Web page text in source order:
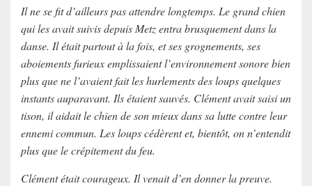
Il ne se fit d’ailleurs pas attendre longtemps. Le grand chien
qui les avait suivis depuis Metz entra brusquement dans la
danse. Il était partout à la fois, et ses grognements, ses
aboiements furieux emplissaient l’environnement sonore bien
plus que ne l’avaient fait les hurlements des loups quelques
instants auparavant. Ils étaient sauvés. Clément avait saisi un
tison, il aidait le chien de son mieux dans sa lutte contre leur
ennemi commun. Les loups cédèrent et, bientôt, on n’entendit
plus que le crépitement du feu.
Clément était courageux. Il venait d’en donner la preuve.